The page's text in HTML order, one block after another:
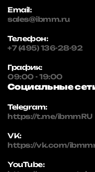
Email:
sales@ibmm.ru
Телефон:
+7 (495) 136-28-92
График:
09:00 - 19:00
Социальные
Telegram:
https://t.me/ibmmRU
VK:
https://vk.com/
YouTube: